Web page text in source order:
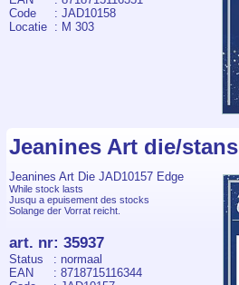
Code
: JAD10158
Locatie : M 303
Jeanines Art die/stans
Jeanines Art Die JAD10157 Edge
While stock lasts
Jusqu a epuisement des stocks
Solange der Vorrat reicht.
art. nr: 35937
Status
: normaal
EAN
: 8718715116344